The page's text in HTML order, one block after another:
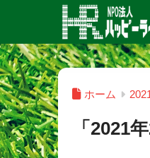
ホーム
「2021